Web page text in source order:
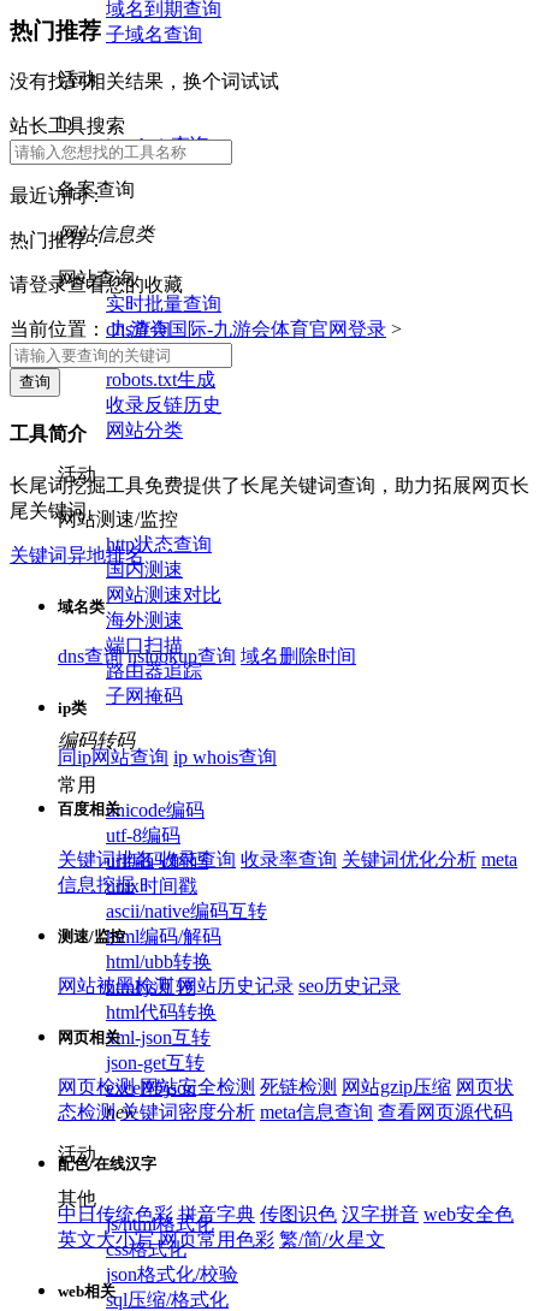
域名到期查询
子域名查询
活动
ip
ip whois查询
备案查询
网站信息类
网站查询
实时批量查询
dns查询
nslookup查询
robots.txt生成
收录反链历史
网站分类
活动
网站测速/监控
http状态查询
国内测速
网站测速对比
海外测速
端口扫描
路由器追踪
子网掩码
编码转码
常用
unicode编码
utf-8编码
url编码/解码
unix时间戳
ascii/native编码互转
html编码/解码
html/ubb转换
html/js互转
html代码转换
xml-json互转
json-get互转
excel转json
new
活动
其他
js/html格式化
css格式化
json格式化/校验
sql压缩/格式化
热门推荐
没有找到相关结果，换个词试试
站长工具搜索
最近访问：
热门推荐：
请登录查看您的收藏
当前位置：九游会国际-九游会体育官网登录 >
工具简介
长尾词挖掘工具免费提供了长尾关键词查询，助力拓展网页长
尾关键词。
关键词异地排名
域名类
dns查询 nslookup查询 域名删除时间
ip类
同ip网站查询 ip whois查询
百度相关
关键词排名 收录查询 收录率查询 关键词优化分析 meta
信息挖掘
测速/监控
网站被黑检测 网站历史记录 seo历史记录
网页相关
网页检测 网站安全检测 死链检测 网站gzip压缩 网页状
态检测 关键词密度分析 meta信息查询 查看网页源代码
配色/在线汉字
中日传统色彩 拼音字典 传图识色 汉字拼音 web安全色
英文大小写 网页常用色彩 繁/简/火星文
web相关